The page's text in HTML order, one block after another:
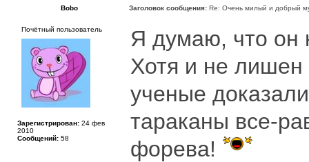
Bobo Заголовок сообщения: Re: Очень милый и добрый
Почётный пользователь
Зарегистрирован: 24 фев
2010
Сообщений: 58
Я думаю, что он
Хотя и не лишен
ученые
тараканы все-
форева!